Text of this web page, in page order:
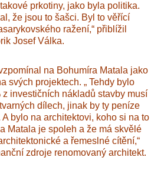
prkotiny, jako byla politika.
že jsou to šašci. Byl to věřící
ražení,“ přiblížil
Josef Válka.
na Bohumíra Matala jako
svých projektech. „ Tehdy bylo
z investičních nákladů stavby musí
dílech, jinak by ty peníze
bylo na architektovi, koho si na to
Matala je spoleh a že má skvělé
a řemeslné cítění,“
zdroje renomovaný architekt.